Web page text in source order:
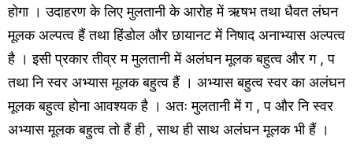
होगा । उदाहरण के लिए मुलतानी के आरोह में ऋषभ तथा धैवत लंघन
मूलक अल्पत्व हैं तथा हिंडोल और छायानट में निषाद अनाभ्यास अल्पत्व
है । इसी प्रकार तीव्र म मुलतानी में अलंघन मूलक बहुत्व और ग , प
तथा नि स्वर अभ्यास मूलक बहुत्व हैं । अभ्यास बहुत्व स्वर का अलंघन
मूलक बहुत्व होना आवश्यक है । अतः मुलतानी में ग , प और नि स्वर
अभ्यास मूलक बहुत्व तो हैं ही , साथ ही साथ अलंघन मूलक भी हैं ।